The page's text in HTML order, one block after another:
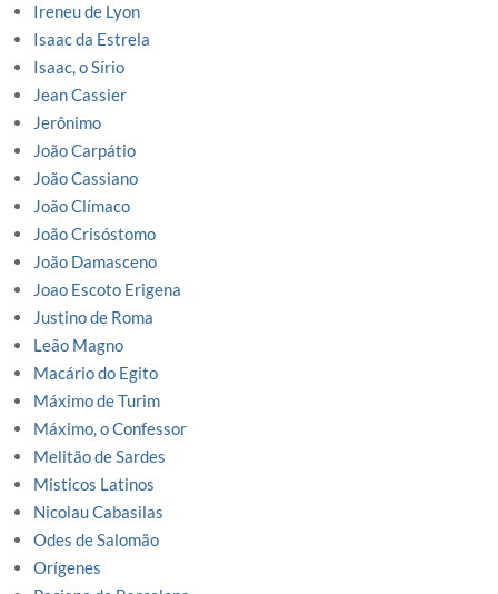
Ireneu de Lyon
Isaac da Estrela
Isaac, o Sírio
Jean Cassier
Jerônimo
João Carpátio
João Cassiano
João Clímaco
João Crisóstomo
João Damasceno
Joao Escoto Erigena
Justino de Roma
Leão Magno
Macário do Egito
Máximo de Turim
Máximo, o Confessor
Melitão de Sardes
Misticos Latinos
Nicolau Cabasilas
Odes de Salomão
Orígenes